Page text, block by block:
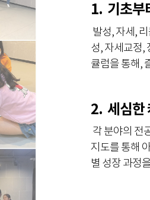
1. 기초부
발성, 자세,
성, 자세교정,
큘럼을 통해,
2. 세심한
각 분야의 전
지도를 통해
별 성장 과정